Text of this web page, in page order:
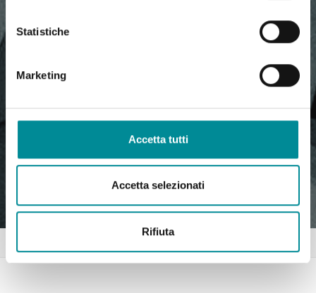
Statistiche
Marketing
Accetta tutti
Accetta selezionati
Rifiuta